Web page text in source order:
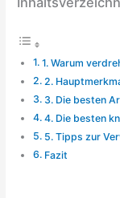
1. Warum
2.
3. Die besten
4. Die besten
5. Tipps zur
Fazit